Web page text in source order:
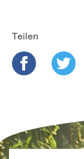
Teilen